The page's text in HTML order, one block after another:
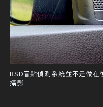
BSD盲點偵測系統並不是做
攝影